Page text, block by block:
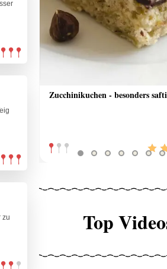
zu
Zucchinikuchen - besonders
Top